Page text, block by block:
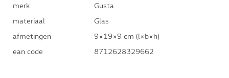
merk
Gusta
materiaal
Glas
afmetingen
9×19×9 cm (l×b×h)
ean code
8712628329662